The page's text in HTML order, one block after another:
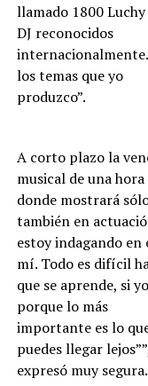
llamado 1800
DJ reconocidos
los temas que yo
produzco”.
A corto plazo la
musical de una hora
donde mostrará
también en
estoy indagando
mí. Todo es difícil
que se aprende, si
porque lo más
importante es lo
puedes llegar
expresó muy segura.